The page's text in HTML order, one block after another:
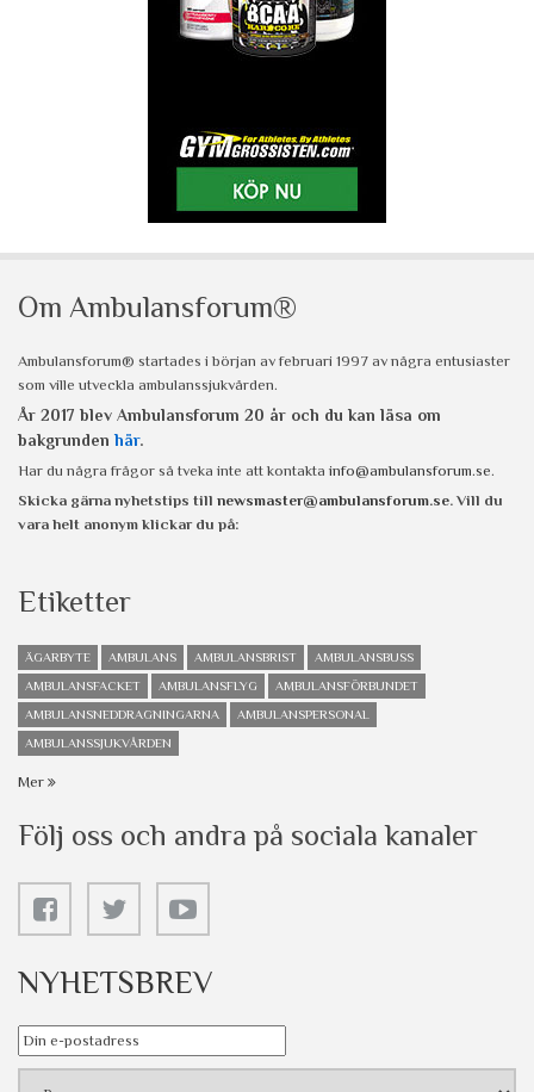
Om Ambulansforum®
Ambulansforum® startades i början av februari 1997 av några entusiaster
som ville utveckla ambulanssjukvården.
År 2017 blev Ambulansforum 20 år och du kan läsa om
bakgrunden här.
Har du några frågor så tveka inte att kontakta info@ambulansforum.se.
Skicka gärna nyhetstips till newsmaster@ambulansforum.se. Vill du
vara helt anonym klickar du på:
Etiketter
ÄGARBYTE AMBULANS AMBULANSBRIST
AMBULANSBUSS
AMBULANSFACKET
AMBULANSFLYG
AMBULANSFÖRBUNDET
AMBULANSNEDDRAGNINGARNA
AMBULANSPERSONAL
AMBULANSSJUKVÅRDEN
Mer
Följ oss och andra på sociala kanaler
NYHETSBREV